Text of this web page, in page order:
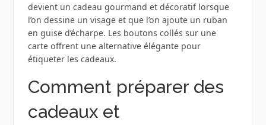
devient un cadeau gourmand et décoratif lorsque
l’on dessine un visage et que l’on ajoute un ruban
en guise d’écharpe. Les boutons collés sur une
carte offrent une alternative élégante pour
étiqueter les cadeaux.
Comment préparer des
cadeaux et